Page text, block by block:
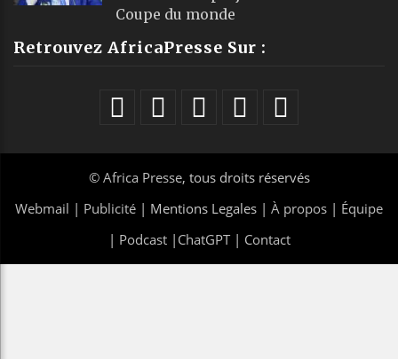
Coupe du monde
Retrouvez AfricaPresse Sur :
© Africa Presse, tous droits réservés
Webmail | Publicité | Mentions Legales | À propos | Équipe
| Podcast| ChatGPT| Contact